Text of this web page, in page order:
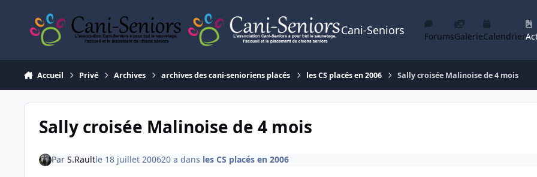
Cani-Seniors ForumsGalerieCalendrier
Accueil Privé Archives archives des cani-senioriens placés les CS placés en 2006 Sally croisée Malinoise de 4 mois
Sally croisée Malinoise de 4 mois
Par S.Raultle 18 juillet 200620 a dans les CS placés en 2006